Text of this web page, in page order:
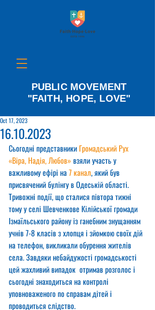
PUBLIC MOVEMENT
"FAITH, HOPE, LOVE"
16.10.2023
Oct 17, 2023
Сьогодні представники Громадський Рух
«Віра, Надія, Любов» взяли участь у
важливому ефірі на 7 канал, який був
присвячений булінгу в Одеській області.
Тривожні події, що сталися півтора тижні
тому у селі Шевченкове Кілійської громади
Ізмаїльського району із ганебним знущанням
учнів 7-8 класів з хлопця і зйомкою своїх дій
на телефон, викликали обурення жителів
села. Завдяки небайдужості громадськості
цей жахливий випадок  отримав розголос і
сьогодні знаходиться на контролі
уповноваженого по справам дітей і
проводиться слідство.